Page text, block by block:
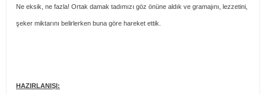
Ne eksik, ne fazla! Ortak damak tadımızı göz önüne aldık ve gramajını, lezzetini,
şeker miktarını belirlerken buna göre hareket ettik.
HAZIRLANIŞI: